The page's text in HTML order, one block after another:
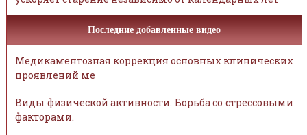
Последние добавленные видео
Медикаментозная коррекция основных клинических
проявлений ме
Виды физической активности. Борьба со стрессовыми
факторами.